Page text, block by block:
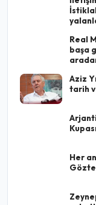
İstiklal
Real
başa
Aziz
tarih
Her